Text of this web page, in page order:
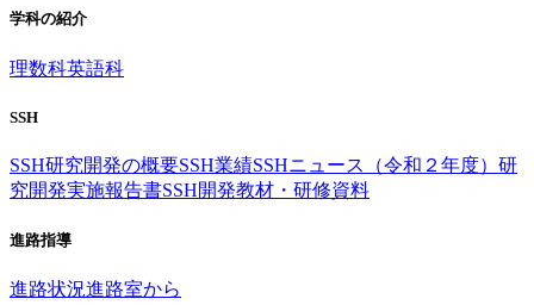
学科の紹介
理数科英語科
SSH
SSH研究開発の概要SSH業績SSHニュース（令和２年度） 研
究開発実施報告書SSH開発教材・研修資料
進路指導
進路状況進路室から